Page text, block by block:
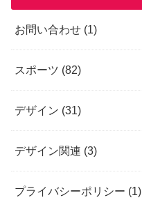
お問い合わせ (1)
スポーツ (82)
デザイン (31)
デザイン関連 (3)
プライバシーポリシー (1)